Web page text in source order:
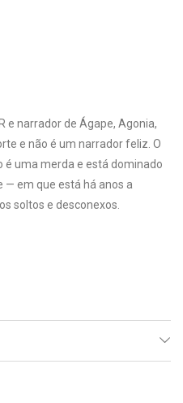
e narrador de Ágape, Agonia,
e não é um narrador feliz. O
é uma merda e está dominado
— em que está há anos a
soltos e desconexos.